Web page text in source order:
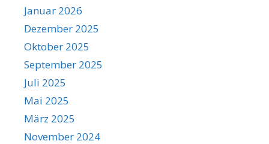
Januar 2026
Dezember 2025
Oktober 2025
September 2025
Juli 2025
Mai 2025
März 2025
November 2024